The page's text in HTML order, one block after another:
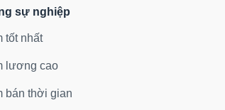
sự nghiệp
tốt nhất
lương cao
bán thời gian